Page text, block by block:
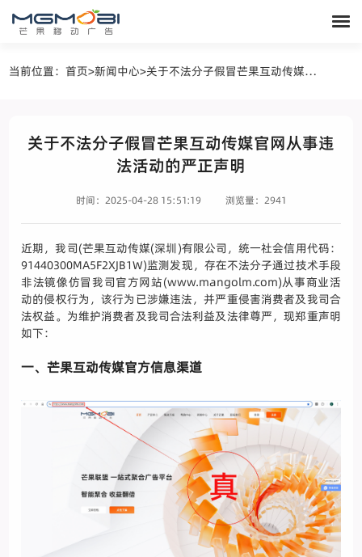
当前位置：首页>新闻中心> 关于不法分子假冒芒果互动传媒官网从事违法活动的严正声明
关于不法分子假冒芒果互动传媒官网从事违
法活动的严正声明
时间：2025-04-28 15:51:19 浏览量：2941
近期，我司(芒果互动传媒(深圳)有限公司，统一社会信用代码：
91440300MA5F2XJB1W)监测发现，存在不法分子通过技术手段
非法镜像仿冒我司官方网站(www.mangolm.com)从事商业活
动的侵权行为，该行为已涉嫌违法，并严重侵害消费者及我司合
法权益。为维护消费者及我司合法利益及法律尊严，现郑重声明
如下：
一、芒果互动传媒官方信息渠道